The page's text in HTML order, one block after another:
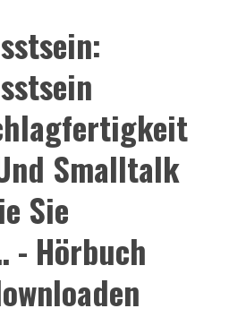
Smalltalk
Sie
- Hörbuch